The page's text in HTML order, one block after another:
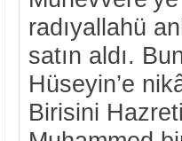
radıyallahü
satın aldı.
Hüseyin’e
Birisini